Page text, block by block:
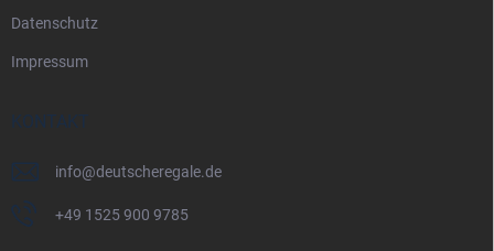
Datenschutz
Impressum
KONTAKT
info@deutscheregale.de
+49 1525 900 9785